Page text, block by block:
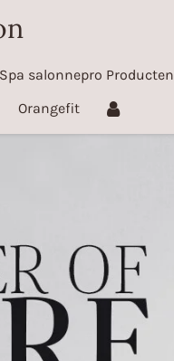
Spa salonnepro Producten
Orangefit